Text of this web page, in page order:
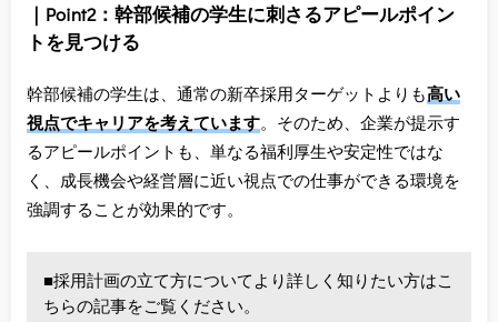
｜Point2：幹部候補の学生に刺さるアピールポイン
トを見つける
幹部候補の学生は、通常の新卒採用ターゲットよりも高い
視点でキャリアを考えています。そのため、企業が提示す
るアピールポイントも、単なる福利厚生や安定性ではな
く、成長機会や経営層に近い視点での仕事ができる環境を
強調することが効果的です。
■採用計画の立て方についてより詳しく知りたい方はこ
ちらの記事をご覧ください。